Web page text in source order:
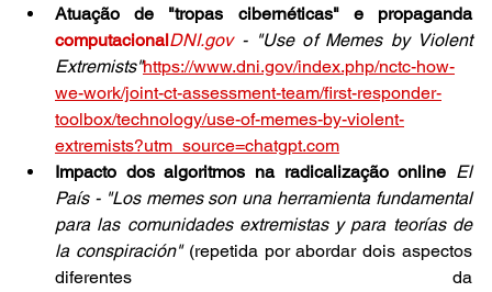
Atuação de "tropas cibernéticas" e propaganda
computacionalDNI.gov - "Use of Memes by Violent
Extremists"https://www.dni.gov/index.php/nctc-how-
we-work/joint-ct-assessment-team/first-responder-
toolbox/technology/use-of-memes-by-violent-
extremists?utm_source=chatgpt.com
Impacto dos algoritmos na radicalização online El
País - "Los memes son una herramienta fundamental
para las comunidades extremistas y para teorías de
la conspiración" (repetida por abordar dois aspectos
diferentes da